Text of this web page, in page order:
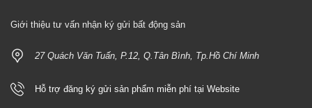
Giới thiệu tư vấn nhận ký gửi bất động sản
27 Quách Văn Tuấn, P.12, Q.Tân Bình, Tp.Hồ Chí Minh
Hỗ trợ đăng ký gửi sản phẩm miễn phí tại Website